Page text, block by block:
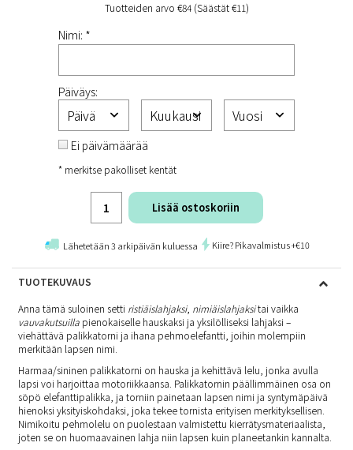
Tuotteiden arvo €84 (Säästät €11)
Nimi: *
Päiväys:
Ei päivämäärää
* merkitse pakolliset kentät
Lisää ostoskoriin
Lähetetään 3 arkipäivän kuluessa Kiire? Pikavalmistus +€10
TUOTEKUVAUS
Anna tämä suloinen setti ristiäislahjaksi, nimiäislahjaksitai vaikka
vauvakutsuilla pienokaiselle hauskaksi ja yksilölliseksi lahjaksi –
viehättävä palikkatorni ja ihana pehmoelefantti, joihin molempiin
merkitään lapsen nimi.
Harmaa/sininen palikkatorni on hauska ja kehittävä lelu, jonka avulla
lapsi voi harjoittaa motoriikkaansa. Palikkatornin päällimmäinen osa on
söpö elefanttipalikka, ja torniin painetaan lapsen nimi ja syntymäpäivä
hienoksi yksityiskohdaksi, joka tekee tornista erityisen merkityksellisen.
Nimikoitu pehmolelu on puolestaan valmistettu kierrätysmateriaalista,
joten se on huomaavainen lahja niin lapsen kuin planeetankin kannalta.